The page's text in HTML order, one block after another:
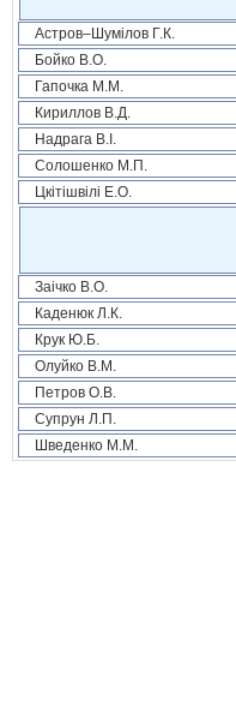
Астров–Шумілов Г.К.
Бойко В.О.
Гапочка М.М.
Кириллов В.Д.
Надрага В.І.
Солошенко М.П.
Цкітішвілі Е.О.
Заічко В.О.
Каденюк Л.К.
Крук Ю.Б.
Олуйко В.М.
Петров О.В.
Супрун Л.П.
Шведенко М.М.